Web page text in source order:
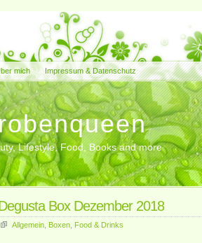
mich Impressum & Datenschutz
Lifestyle, Food, Books and more
Box Dezember 2018
Allgemein Boxen Food & Drinks